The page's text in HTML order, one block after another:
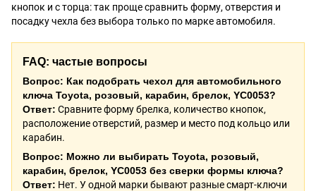
кнопок и с торца: так проще сравнить форму, отверстия и
посадку чехла без выбора только по марке автомобиля.
FAQ: частые вопросы
Вопрос: Как подобрать чехол для автомобильного
ключа Toyota, розовый, карабин, брелок, YC0053?
Ответ: Сравните форму брелка, количество кнопок,
расположение отверстий, размер и место под кольцо или
карабин.
Вопрос: Можно ли выбирать Toyota, розовый,
карабин, брелок, YC0053 без сверки формы ключа?
Ответ: Нет. У одной марки бывают разные смарт-ключи